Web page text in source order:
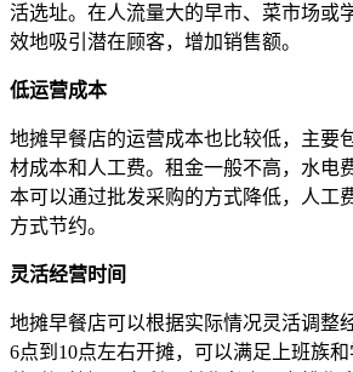
活选址。在人流量大的早市、菜市场或
效地吸引潜在顾客，增加销售额。
低运营成本
地摊早餐店的运营成本也比较低，主要
材成本和人工费。租金一般不高，水电
本可以通过批发采购的方式降低，人工
方式节约。
灵活经营时间
地摊早餐店可以根据实际情况灵活调整
6点到10点左右开摊，可以满足上班族